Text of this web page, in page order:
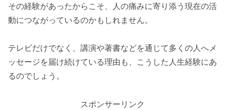
その経験があったからこそ、人の痛みに寄り添う現在の活
動につながっているのかもしれません。
テレビだけでなく、講演や著書などを通じて多くの人へメ
ッセージを届け続けている理由も、こうした人生経験にあ
るのでしょう。
スポンサーリンク